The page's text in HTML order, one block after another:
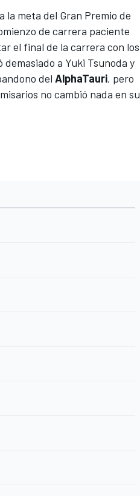
la meta del Gran Premio de
de carrera paciente
el final de la carrera con los
demasiado a Yuki Tsunoda y
del AlphaTauri, pero
no cambió nada en su